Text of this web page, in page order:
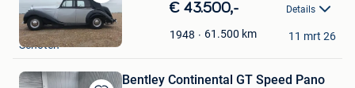
Bewaren
in
Mijn
Favorieten
€ 43.500,- Details
1948 61.500 km
H
Schoten
11 mrt 26
Bentley Continental GT Speed Pano